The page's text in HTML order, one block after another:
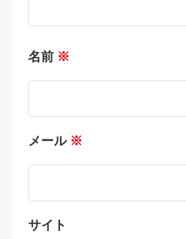
名前 ※
メール ※
サイト